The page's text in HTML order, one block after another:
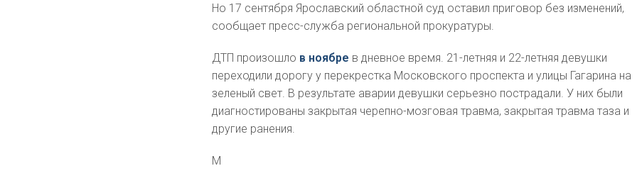
Но 17 сентября Ярославский областной суд оставил приговор без изменений,
сообщает пресс-служба региональной прокуратуры.
ДТП произошло в ноябре в дневное время. 21-летняя и 22-летняя девушки
переходили дорогу у перекрестка Московского проспекта и улицы Гагарина на
зеленый свет. В результате аварии девушки серьезно пострадали. У них были
диагностированы закрытая черепно-мозговая травма, закрытая травма таза и
другие ранения.
М